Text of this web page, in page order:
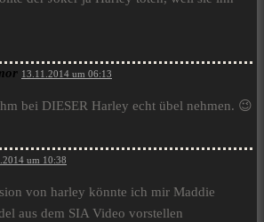
13.11.2014 um 06:13
bei DIESER Harley echt übel nehmen. 😉
um 10:38
von harley könnte ich mir Maddie
aus dem SIA Video vorstellen